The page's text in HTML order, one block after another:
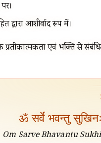
द्वारा आशीर्वाद रूप में।
प्रतीकात्मकता एवं भक्ति से
ॐ सर्वे भवन्तु सुखिनः
Om Sarve Bhavantu